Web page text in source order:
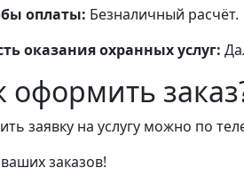
оплаты: Безналичный расчёт.
оказания охранных услуг:
оформить
заявку на услугу можно по
заказов!